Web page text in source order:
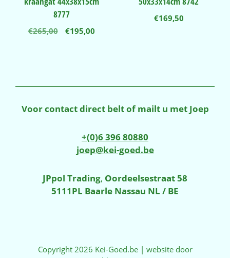
8777
€265,00
Oorspronkelijke
€195,00Huidige
€169,50
Voor contact direct belt of mailt u met Joep
+(0)6 396 80880
joep@kei-goed.be
JPpol Trading, Oordeelsestraat 58
5111PL Baarle Nassau NL / BE
Copyright 2026 Kei-Goed.be | website door